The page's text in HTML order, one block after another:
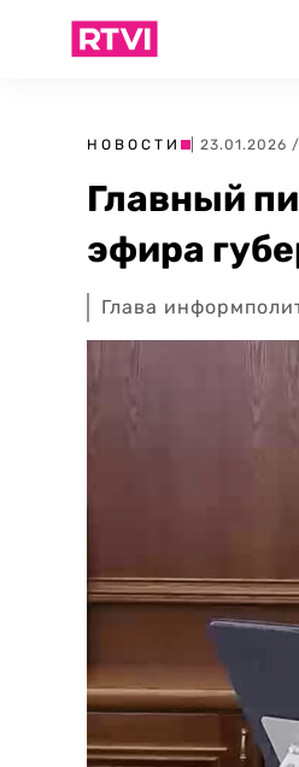
НОВОСТИ | 23.01.2026
Главный
эфира
Глава